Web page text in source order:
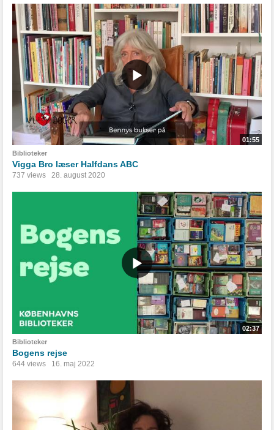
01:55
Biblioteker
Vigga Bro læser Halfdans ABC
737 views 28. august 2020
02:37
Biblioteker
Bogens rejse
644 views 16. maj 2022